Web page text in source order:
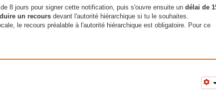
8 jours pour signer cette notification, puis s'ouvre ensuite un délai de
un recours devant l'autorité hiérarchique si tu le souhaites.
le recours préalable à l'autorité hiérarchique est obligatoire. Pour ce